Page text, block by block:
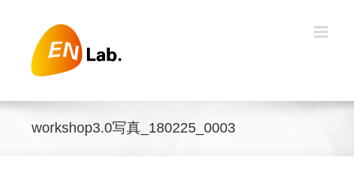
content
workshop3.0写真_180225_0003